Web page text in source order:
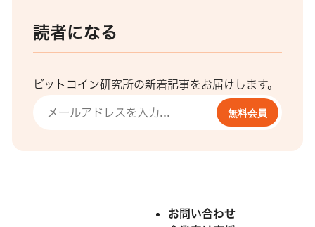
読者になる
ビットコイン研究所の新着記事をお届けします。
無料会員
お問い合わせ